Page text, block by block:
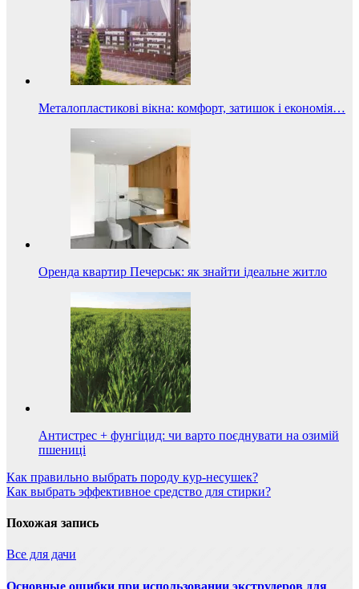
Металопластикові вікна: комфорт, затишок і економія…
Оренда квартир Печерськ: як знайти ідеальне житло
Антистрес + фунгіцид: чи варто поєднувати на озимій
пшениці
Навигация
по
записям
Как правильно выбрать породу кур-несушек?
Как выбрать эффективное средство для стирки?
Похожая запись
Все для дачи
Основные ошибки при использовании экструдеров для